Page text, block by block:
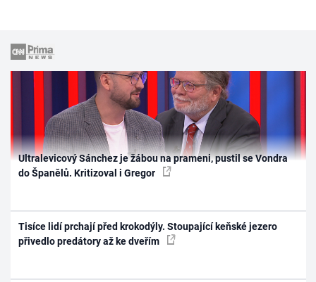
Ultralevicový Sánchez je žábou na prameni, pustil se Vondra
do Španělů. Kritizoval i Gregor
Tisíce lidí prchají před krokodýly. Stoupající keňské jezero
přivedlo predátory až ke dveřím